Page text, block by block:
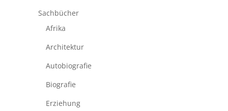
Sachbücher
Afrika
Architektur
Autobiografie
Biografie
Erziehung